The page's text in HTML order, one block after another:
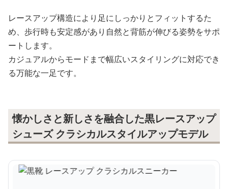
レースアップ構造により足にしっかりとフィットするた
め、歩行時も安定感があり自然と背筋が伸びる姿勢をサポ
ートします。
カジュアルからモードまで幅広いスタイリングに対応でき
る万能な一足です。
懐かしさと新しさを融合した黒レースアップ
シューズ クラシカルスタイルアップモデル